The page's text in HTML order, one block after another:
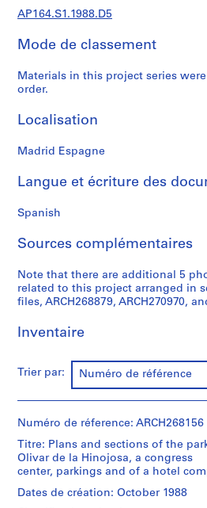
e
t
,
1
5
-
0
0
AP164.S1
P
r
o
e
P
o
l
i
d
e
p
AP164.S1.1988.D5
Mode de classement
Materials in this project series
order.
Localisation
Madrid Espagne
Langue et écriture des
Spanish
Sources complémentaires
Note that there are additional 5
related to this project arranged in
files, ARCH268879, ARCH270970,
Inventaire
Trier par: Numéro de référence
Numéro de réference: ARCH268156
Titre: Plans and sections of the
Olivar de la Hinojosa, a congress
center, parkings and of a hotel
Dates de création: October 1988